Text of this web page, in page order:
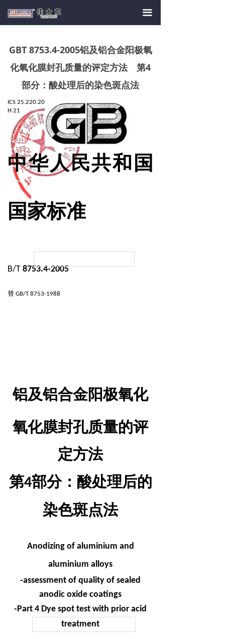
끀
首页
产品中心
新闻资讯
工艺标准
产学合作
人员招聘
联系我们
GBT 8753.4-2005铝及铝合金阳极氧
化氧化膜封孔质量的评定方法 第4
部分：酸处理后的染色斑点法
ICS 25.220.20
H 21
中华人民共和国
国家标准
B/T 8753.4-2005
替 GB/T 8753-1988
铝及铝合金阳极氧化
氧化膜封孔质量的评
定方法
第4部分：酸处理后的
染色斑点法
Anodizing of aluminium and
aluminium alloys
-assessment of quality of sealed
anodic oxide coatings
-Part 4 Dye spot test with prior acid
treatment